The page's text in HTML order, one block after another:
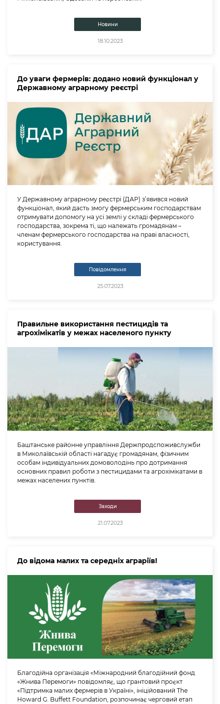
Новини
18.10.2023
До уваги фермерів: додано новий функціонал у
Державному аграрному реєстрі
У Державному аграрному реєстрі (ДАР) з’явився новий
функціонал, який дасть змогу фермерським господарствам
отримувати допомогу на усі землі у складі фермерського
господарства, зокрема ті, що належать громадянам –
членам фермерського господарства на праві власності,
користування.
Повідомлення
25.07.2023
Правильне використання пестицидів та
агрохімікатів у межах населеного пункту
Баштанське районне управління Держпродспоживслужби
в Миколаївській області нагадує громадянам, фізичним
особам індивідуальних домоволодінь про дотримання
основних правил роботи з пестицидами та агрохімікатами в
межах населених пунктів.
Заходи
21.07.2023
До відома малих та середніх аграріїв!
Благодійна організація «Міжнародний благодійний фонд
«Жнива Перемоги» повідомляє, що грантовий проєкт
«Підтримка малих фермерів в Україні», ініційований The
Howard G. Buffett Foundation, розпочинає черговий етап